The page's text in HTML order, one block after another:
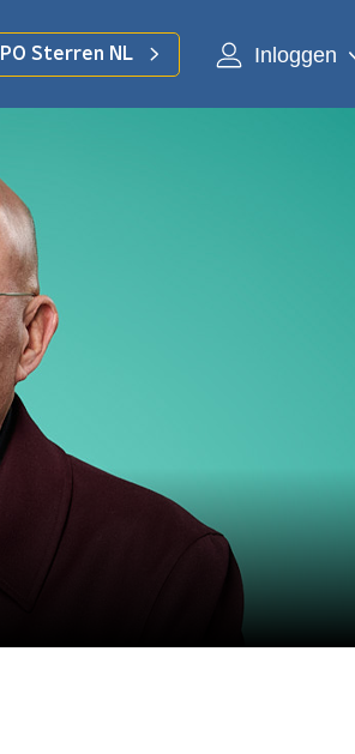
Sterren NL Inloggen